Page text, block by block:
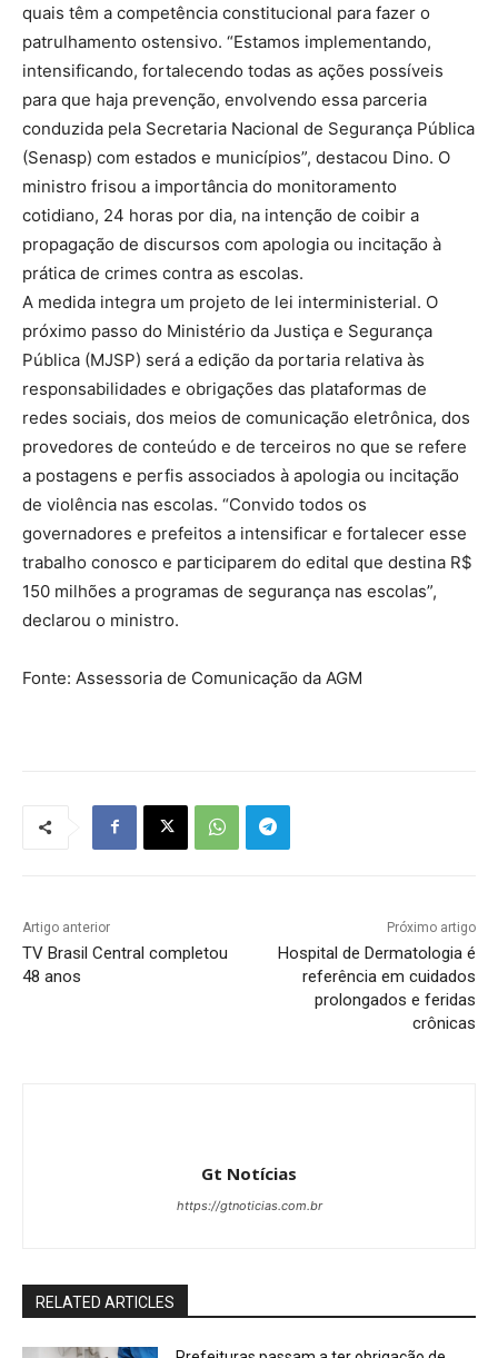
quais têm a competência constitucional para fazer o
patrulhamento ostensivo. “Estamos implementando,
intensificando, fortalecendo todas as ações possíveis
para que haja prevenção, envolvendo essa parceria
conduzida pela Secretaria Nacional de Segurança Pública
(Senasp) com estados e municípios”, destacou Dino. O
ministro frisou a importância do monitoramento
cotidiano, 24 horas por dia, na intenção de coibir a
propagação de discursos com apologia ou incitação à
prática de crimes contra as escolas.
A medida integra um projeto de lei interministerial. O
próximo passo do Ministério da Justiça e Segurança
Pública (MJSP) será a edição da portaria relativa às
responsabilidades e obrigações das plataformas de
redes sociais, dos meios de comunicação eletrônica, dos
provedores de conteúdo e de terceiros no que se refere
a postagens e perfis associados à apologia ou incitação
de violência nas escolas. “Convido todos os
governadores e prefeitos a intensificar e fortalecer esse
trabalho conosco e participarem do edital que destina R$
150 milhões a programas de segurança nas escolas”,
declarou o ministro.
Fonte: Assessoria de Comunicação da AGM
Artigo anterior
TV Brasil Central completou
48 anos
Próximo artigo
Hospital de Dermatologia é
referência em cuidados
prolongados e feridas
crônicas
Gt Notícias
https://gtnoticias.com.br
RELATED ARTICLES